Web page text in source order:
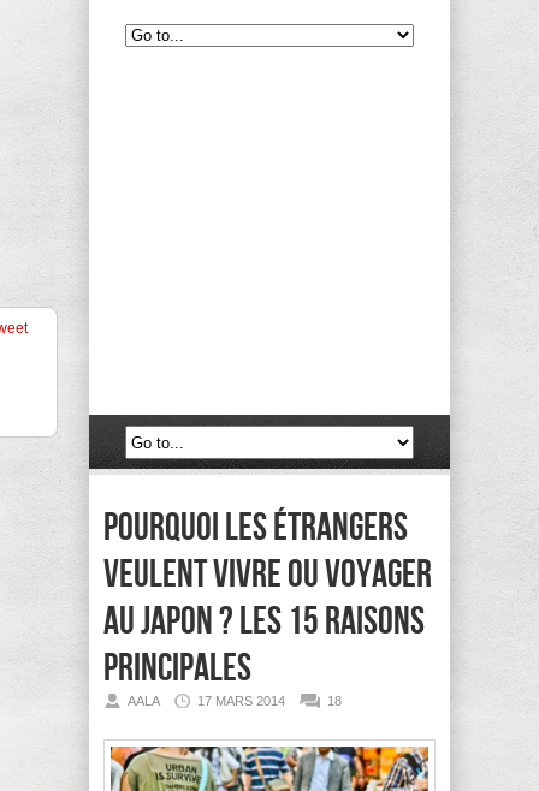
Pourquoi les étrangers
veulent vivre ou voyager
au Japon ? Les 15 raisons
principales
AALA 17 MARS 2014 18